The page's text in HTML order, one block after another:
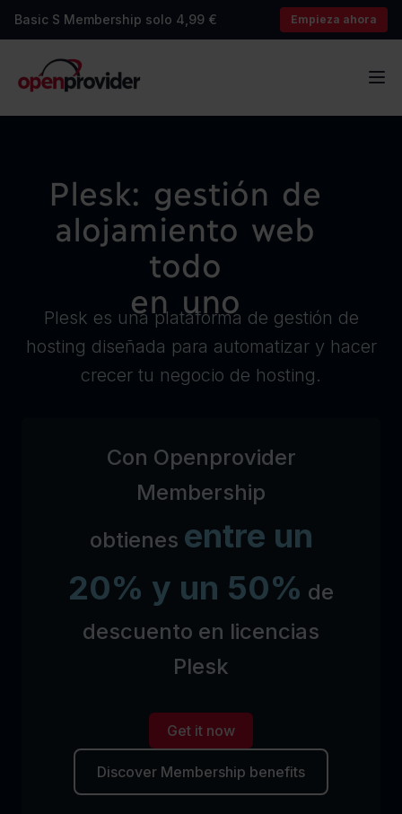
Basic S Membership solo 4,99 € Empieza ahora
OpenProvider
Plesk: gestión de
alojamiento web
todo
en uno
Plesk es una plataforma de gestión de
hosting diseñada para automatizar y hacer
crecer tu negocio de hosting.
Con Openprovider
Membership
obtienes entre un
20% y un 50% de
descuento en licencias
Plesk
Get it now
Discover Membership benefits